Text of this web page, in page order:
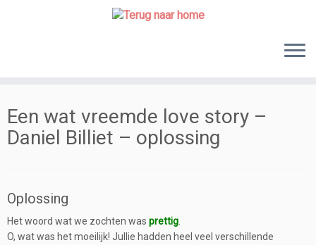
Een wat vreemde love story –
Daniel Billiet – oplossing
Oplossing
Het woord wat we zochten was prettig
O, wat was het moeilijk! Jullie hadden heel veel verschillende